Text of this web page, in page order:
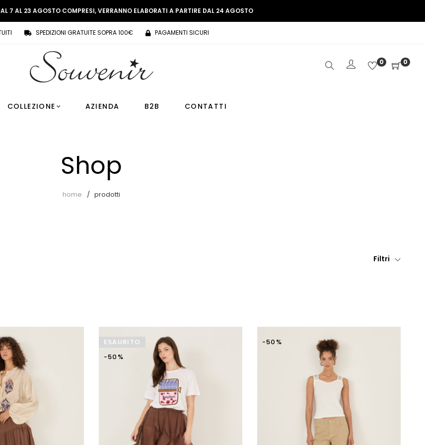
7 AL 23 AGOSTO COMPRESI, VERRANNO ELABORATI A PARTIRE DAL 24 AGOSTO
SPEDIZIONI GRATUITE SOPRA 100€ PAGAMENTI SICURI
0 0
COLLEZIONE AZIENDA B2B CONTATTI
Shop
home prodotti
Filtri
ESAURITO
-50%
-50%